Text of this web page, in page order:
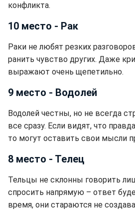
конфликта.
10 место - Рак
Раки не любят резких
ранить чувство других. Даже
выражают очень щепетильно.
9 место - Водолей
Водолей честны, но не всегда
все сразу. Если видят, что
то могут оставить свои мысли
8 место - Телец
Тельцы не склонны говорить
спросить напрямую – ответ
время, они стараются не